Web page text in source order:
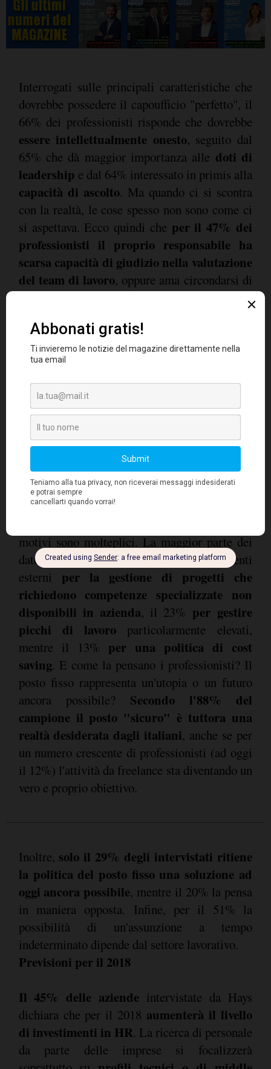
Interrogati sulle principali caratteristiche che
dovrebbe possedere il capoufficio "perfetto", il
66% dei professionisti risponde che dovrebbe
essere intellettualmente onesto, seguito dal
65% che dà maggior importanza alle doti di
leadership e dal 64% interessato in primis alla
capacità di ascolto. Ma quando ci si scontra
con la realtà, le cose spesso non sono come ci
si aspettava. Ecco quindi che per il 47% dei
professionisti il proprio responsabile ha
scarsa capacità di giudizio nella valutazione
del team di lavoro, oppure ama circondarsi di
"yes-man" e non di persone realmente valide
decisioni importanti (34%).
Il posto fisso
Dai dati della Salary Guide emerge
chiaramente come un numero sempre
maggiore di aziende (55%), oltre al personale
dipendente, si avvalga già della
motivi sono molteplici. La maggior parte dei
datori di lavoro (81%) ricorre a consulenti
esterni per la gestione di progetti che
richiedono competenze specializzate non
disponibili in azienda, il 23% per gestire
picchi di lavoroparticolarmente elevati,
mentre il 13% per una politica di cost
saving. E come la pensano i professionisti? Il
posto fisso rappresenta un'utopia o un futuro
ancora possibile? Secondo l'88% del
campione il posto "sicuro" è tuttora una
realtà desiderata dagli italiani, anche se per
un numero crescente di professionisti (ad oggi
il 12%) l'attività da freelance sta diventando un
vero e proprio obiettivo.
Inoltre, solo il 29% degli intervistati ritiene
la politica del posto fisso una soluzione ad
oggi ancora possibile, mentre il 20% la pensa
in maniera opposta. Infine, per il 51% la
possibilità di un'assunzione a tempo
indeterminato dipende dal settore lavorativo.
Previsioni per il 2018
Il 45% delle aziende intervistate da Hays
dichiara che per il 2018 aumenterà il livello
di investimenti in HR. La ricerca di personale
da parte delle imprese si focalizzerà